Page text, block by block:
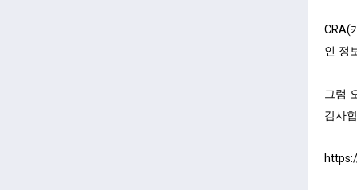
CRA(
인 정
그럼
감사